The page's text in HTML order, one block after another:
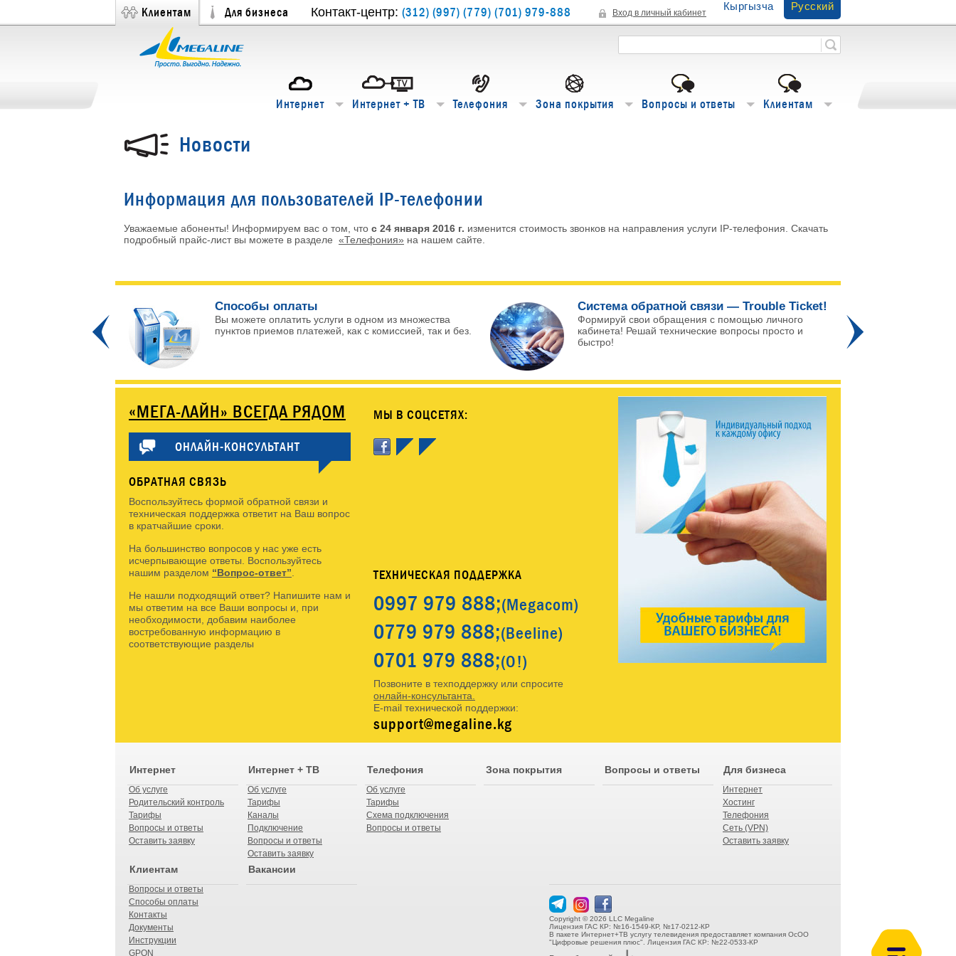
Клиентам Для бизнеса Контакт-центр: (312) (997) (779) (701) 979-888 Вход в личный кабинет
Интернет Интернет + ТВ Телефония Зона покрытия Вопросы и ответы Клиентам
Кыргызча Русский
Новости
Информация для пользователей IP-телефонии
Уважаемые абоненты! Информируем вас о том, что с 24 января 2016 г. изменится стоимость звонков на направления услуги IP-телефония. Скачать
подробный прайс-лист вы можете в разделе «Телефония» на нашем сайте.
Способы оплаты
Вы можете оплатить услуги в одном из множества
пунктов приемов платежей, как с комиссией, так и без.
Система обратной связи — Trouble Ticket!
Формируй свои обращения с помощью личного
кабинета! Решай технические вопросы просто и
быстро!
Prev
«МЕГА-ЛАЙН» ВСЕГДА РЯДОМ
ОНЛАЙН-КОНСУЛЬТАНТ
ОБРАТНАЯ СВЯЗЬ
Воспользуйтесь формой обратной связи и
техническая поддержка ответит на Ваш вопрос
в кратчайшие сроки.
На большинство вопросов у нас уже есть
исчерпывающие ответы. Воспользуйтесь
нашим разделом “Вопрос-ответ”
Не нашли подходящий ответ? Напишите нам и
мы ответим на все Ваши вопросы и, при
необходимости, добавим наиболее
востребованную информацию в
соответствующие разделы
МЫ В СОЦСЕТЯХ:
ТЕХНИЧЕСКАЯ ПОДДЕРЖКА
0997 979 888;(Megacom)
0779 979 888;(Beeline)
0701 979 888;(O!)
Позвоните в техподдержку или спросите
онлайн-консультанта.
E-mail технической поддержки:
support@megaline.kg
Интернет
Об услуге
Родительский контроль
Тарифы
Вопросы и ответы
Оставить заявку
Интернет + ТВ
Об услуге
Тарифы
Каналы
Подключение
Вопросы и ответы
Оставить заявку
Телефония
Об услуге
Тарифы
Схема подключения
Вопросы и ответы
Зона покрытия Вопросы и ответы Для бизнеса
Интернет
Хостинг
Телефония
Сеть (VPN)
Оставить заявку
Клиентам
Вопросы и ответы
Способы оплаты
Контакты
Документы
Инструкции
GPON
Вакансии
Copyright © 2026 LLC Megaline
Лицензия ГАС КР: №16-1549-КР, №17-0212-КР
В пакете Интернет+ТВ услугу телевидения предоставляет компания ОсОО
"Цифровые решения плюс". Лицензия ГАС КР: №22-0533-КР